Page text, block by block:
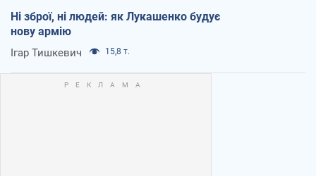
Ні зброї, ні людей: як Лукашенко будує
нову армію
Ігар Тишкевич 15,8 т.